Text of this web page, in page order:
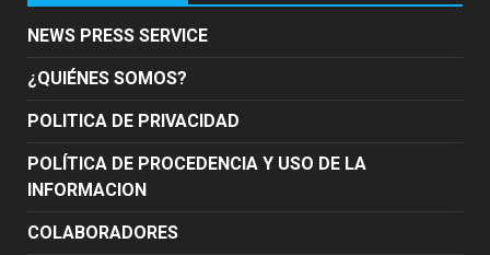
NEWS PRESS SERVICE
¿QUIÉNES SOMOS?
POLITICA DE PRIVACIDAD
POLÍTICA DE PROCEDENCIA Y USO DE LA
INFORMACION
COLABORADORES